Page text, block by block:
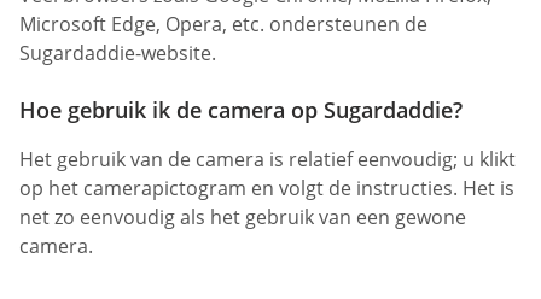
Microsoft Edge, Opera, etc. ondersteunen de
Sugardaddie-website.
Hoe gebruik ik de camera op Sugardaddie?
Het gebruik van de camera is relatief eenvoudig; u klikt
op het camerapictogram en volgt de instructies. Het is
net zo eenvoudig als het gebruik van een gewone
camera.